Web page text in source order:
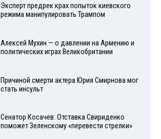
Эксперт предрек крах попыток киевского
режима манипулировать Трампом
Алексей Мухин — о давлении на Армению и
политических играх Великобритании
Причиной смерти актера Юрия Смирнова мог
стать инсульт
Сенатор Косачев: Отставка Свириденко
поможет Зеленскому «перевести стрелки»